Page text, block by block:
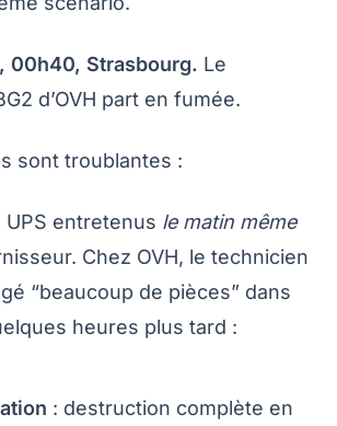
00h40, Strasbourg. Le
d’OVH part en fumée.
sont troublantes :
UPS entretenus le matin même
Chez OVH, le technicien
“beaucoup de pièces” dans
heures plus tard :
: destruction complète en